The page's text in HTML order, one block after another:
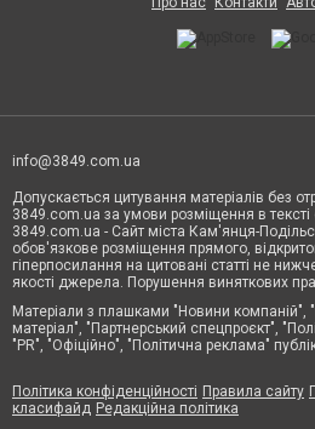
info@3849.com.ua
Допускається цитування матеріалів без
3849.com.ua за умови розміщення в
3849.com.ua - Сайт міста Кам'янця-
обов'язкове розміщення прямого,
гіперпосилання на цитовані статті не
якості джерела. Порушення виняткових
Матеріали з плашками "Новини компаній",
матеріал", "Партнерський спецпроєкт",
"PR", "Офіційно", "Політична реклама"
Політика конфіденційності Правила сайту
класифайд Редакційна політика